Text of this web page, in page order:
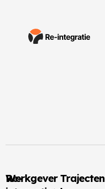
Re-
Werkgever Trajecten